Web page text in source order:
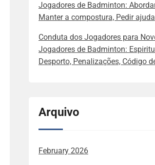
Jogadores de Badminton:
Manter a compostura, Pedir ajuda
Conduta dos Jogadores para
Jogadores de Badminton:
Desporto, Penalizações, Código
Arquivo
February 2026